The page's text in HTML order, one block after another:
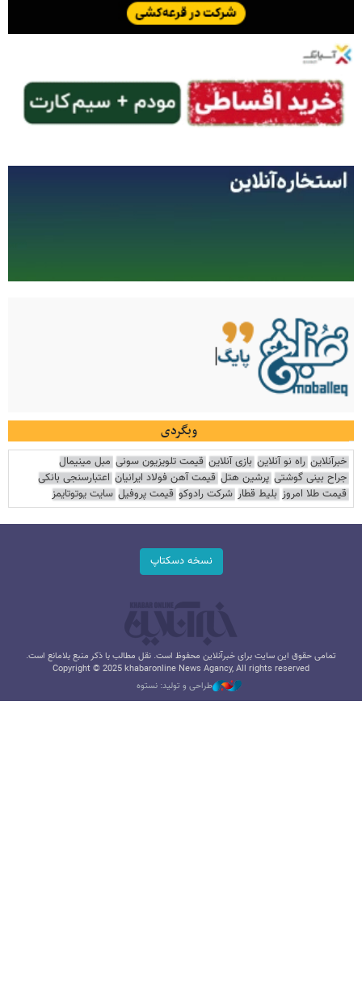
وبگردی
خبرآنلاین راه نو آنلاین بازی آنلاین قیمت تلویزیون سونی مبل مینیمال
جراح بینی گوشتی پرشین هتل قیمت آهن فولاد ایرانیان اعتبارسنجی بانکی
قیمت طلا امروز بلیط قطار شرکت رادوکو قیمت پروفیل سایت یوتوتایمز
نسخه دسکتاپ
تمامی حقوق این سایت برای خبرآنلاین محفوظ است. نقل مطالب با ذکر منبع بلامانع است.
Copyright © 2025 khabaronline News Agancy, All rights reserved
طراحی و تولید: نستوه